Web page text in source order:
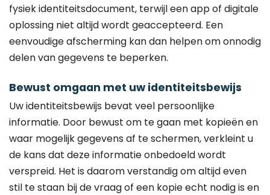
fysiek identiteitsdocument, terwijl een app of digitale
oplossing niet altijd wordt geaccepteerd. Een
eenvoudige afscherming kan dan helpen om onnodig
delen van gegevens te beperken.
Bewust omgaan met uw identiteitsbewijs
Uw identiteitsbewijs bevat veel persoonlijke
informatie. Door bewust om te gaan met kopieën en
waar mogelijk gegevens af te schermen, verkleint u
de kans dat deze informatie onbedoeld wordt
verspreid. Het is daarom verstandig om altijd even
stil te staan bij de vraag of een kopie echt nodig is en